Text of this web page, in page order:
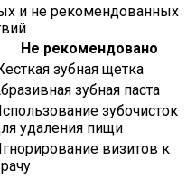
и не рекомендованных
Не рекомендовано
зубная щетка
зубная паста
зубочисток
удаления пищи
визитов к